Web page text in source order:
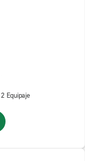
2 Equipaje